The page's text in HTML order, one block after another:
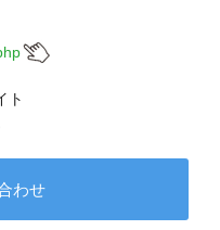
ト
わせ